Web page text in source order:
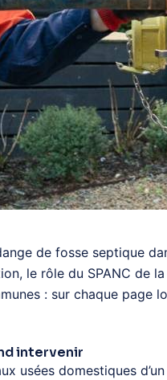
de fosse septique
le rôle du SPANC de
: sur chaque
intervenir
usées domestiques